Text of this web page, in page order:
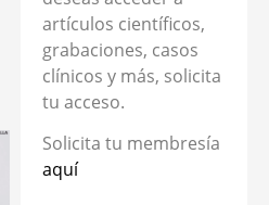
artículos científicos,
grabaciones, casos
clínicos y más, solicita
tu acceso.
Solicita tu membresía
aquí